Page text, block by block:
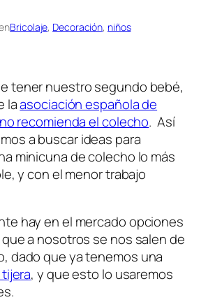
Bricolaje, Decoración, niños
tener nuestro segundo bebé,
laasociación española de
recomienda el colecho. Así
a buscar ideas para
minicuna de colecho lo más
y con el menor trabajo
hay en el mercado opciones
a nosotros se nos salen de
dado que ya tenemos una
, y que esto lo usaremos